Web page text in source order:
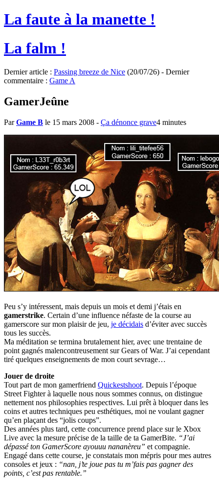
La faute à la manette !
La falm !
Dernier article : Passing breeze de Nice (20/07/26) - Dernier
commentaire : Game A
GamerJeûne
ParGame B le 15 mars 2008 - Ça dénonce grave4 minutes
Peu s’y intéressent, mais depuis un mois et demi j’étais en
gamerstrike. Certain d’une influence néfaste de la course au
gamerscore sur mon plaisir de jeu, je décidais d’éviter avec succès
tous les succès.
Ma méditation se termina brutalement hier, avec une trentaine de
point gagnés malencontreusement sur Gears of War. J’ai cependant
tiré quelques enseignements de mon court sevrage…
Jouer de droite
Tout part de mon gamerfriend Quickestshoot. Depuis l’époque
Street Fighter à laquelle nous nous sommes connus, on distingue
nettement nos philosophies respectives. Lui prêt à bloquer dans les
coins et autres techniques peu esthétiques, moi ne voulant gagner
qu’en plaçant des “jolis coups”.
Des années plus tard, cette concurrence prend place sur le Xbox
Live avec la mesure précise de la taille de ta GamerBite. “J’ai
dépassé ton GamerScore ayouuu nananèreu” et compagnie.
Engagé dans cette course, je constatais mon mépris pour mes autres
consoles et jeux : “nan, j’te joue pas tu m’fais pas gagner des
points, c’est pas rentable.”